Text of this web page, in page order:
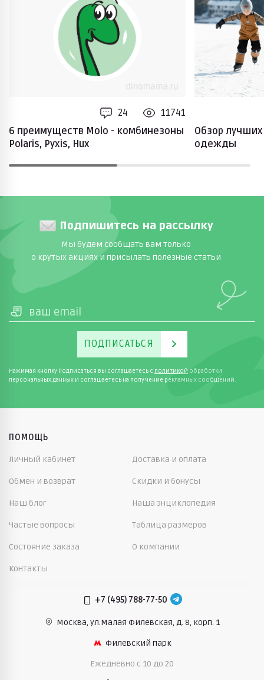
24
11741
6 преимуществ Molo - комбинезоны
Polaris, Pyxis, Hux
Обзор
одежды
Подпишитесь на рассылку
Мы будем сообщать вам только
о крутых акциях и присылать полезные статьи
ПОДПИСАТЬСЯ
Нажимая кнопку Подписаться вы соглашаетесь с политикой обработки
персональных данных и соглашаетесь на получение рекламных сообщений.
ПОМОЩЬ
Личный кабинет Доставка и оплата
Обмен и возврат Скидки и бонусы
Наш блог Наша энциклопедия
Частые вопросы Таблица размеров
Состояние заказа О компании
Контакты
+7 (495) 788-77-50
Москва, ул.Малая Филевская, д. 8, корп. 1
Филевский парк
Ежедневно c 10 до 20